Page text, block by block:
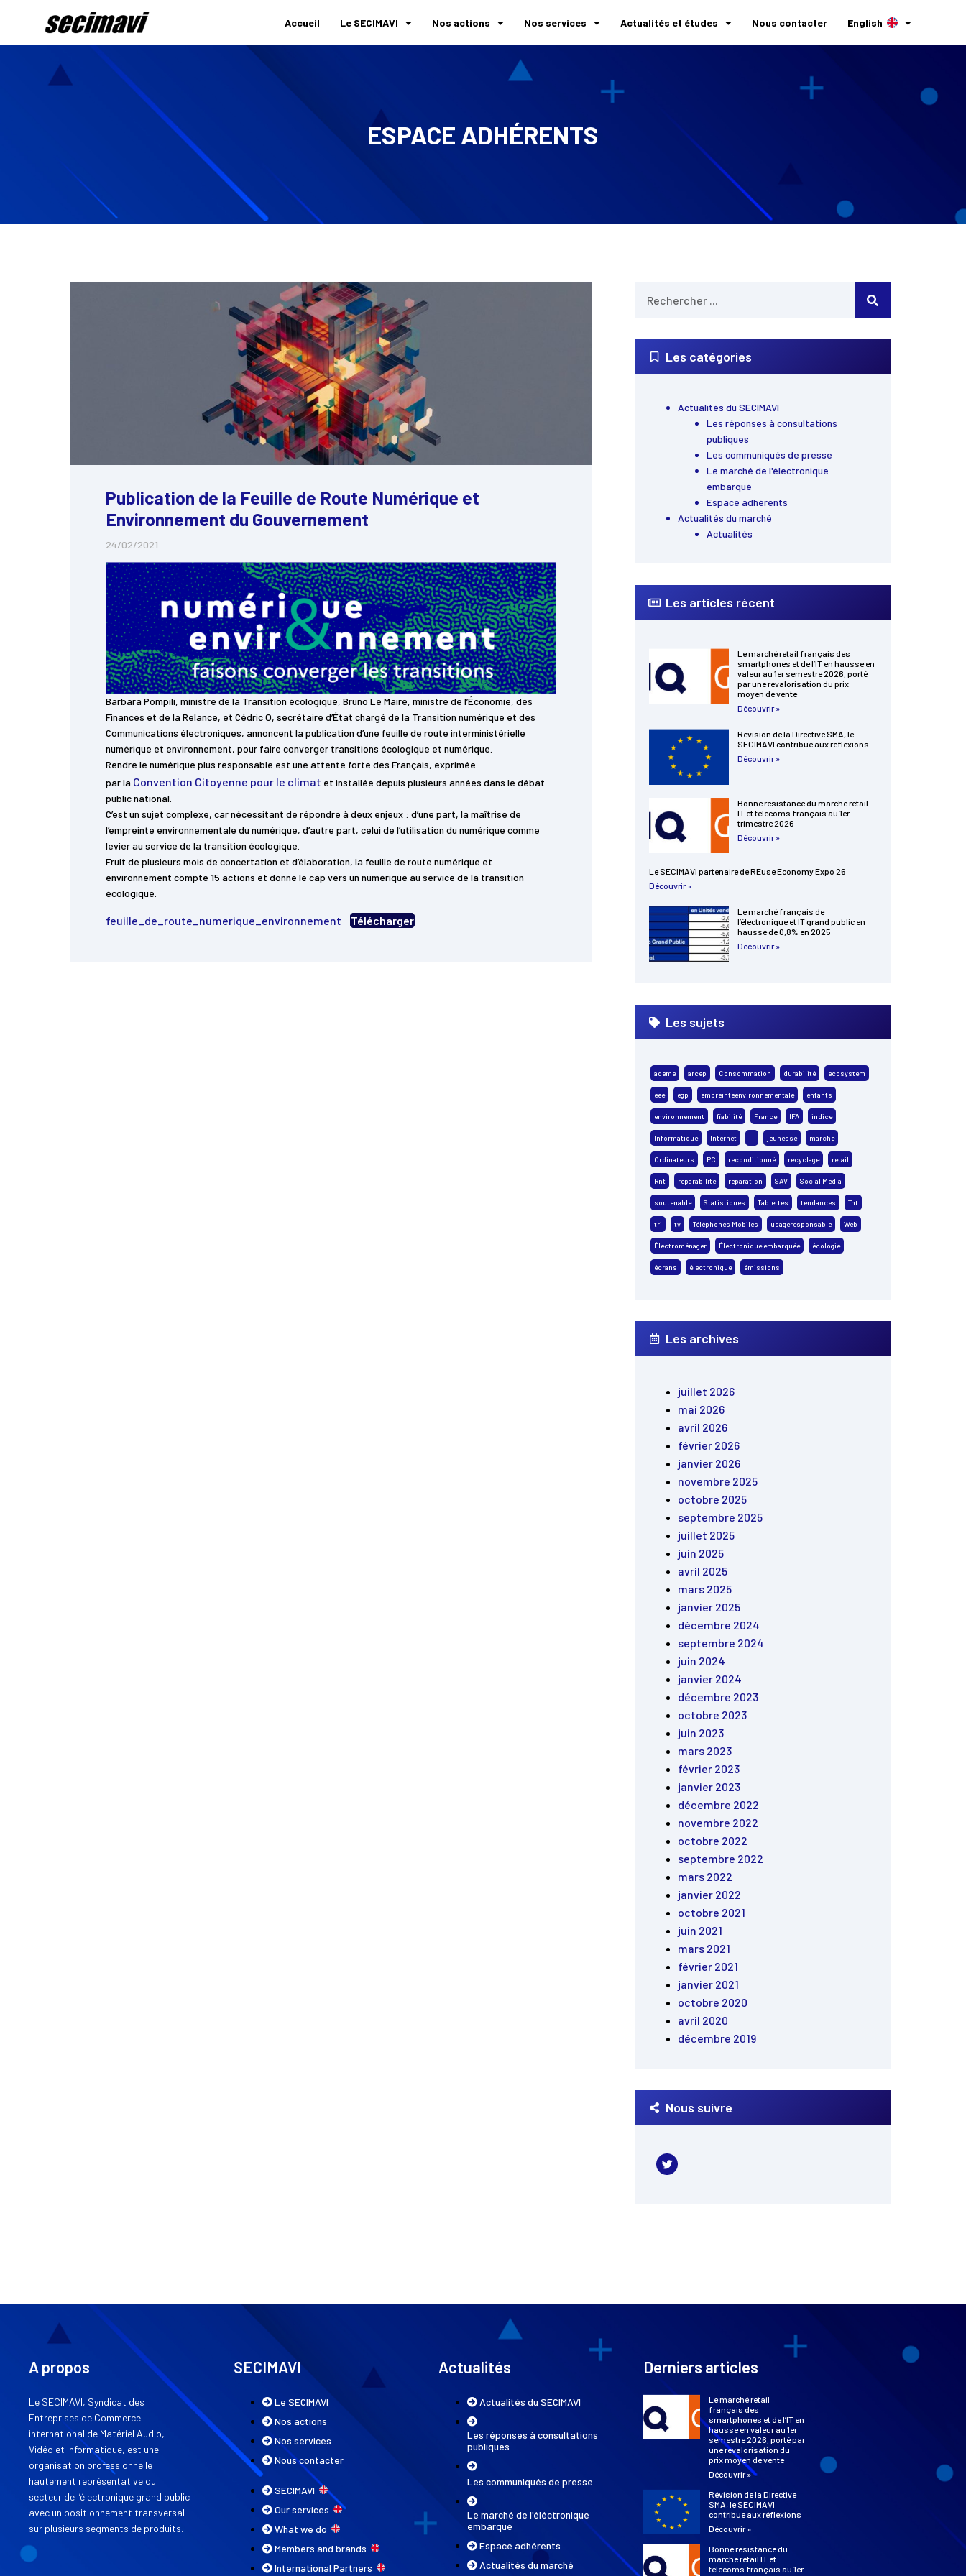
Accueil Le SECIMAVI Nos actions Nos services Actualités et études Nous contacter English
ESPACE ADHÉRENTS
Publication de la Feuille de Route Numérique et
Environnement du Gouvernement
24/02/2021
Barbara Pompili, ministre de la Transition écologique, Bruno Le Maire, ministre de l’Économie, des
Finances et de la Relance, et Cédric O, secrétaire d’État chargé de la Transition numérique et des
Communications électroniques, annoncent la publication d’une feuille de route interministérielle
numérique et environnement, pour faire converger transitions écologique et numérique.
Rendre le numérique plus responsable est une attente forte des Français, exprimée
par la Convention Citoyenne pour le climat et installée depuis plusieurs années dans le débat
public national.
C’est un sujet complexe, car nécessitant de répondre à deux enjeux : d’une part, la maîtrise de
l’empreinte environnementale du numérique, d’autre part, celui de l’utilisation du numérique comme
levier au service de la transition écologique.
Fruit de plusieurs mois de concertation et d’élaboration, la feuille de route numérique et
environnement compte 15 actions et donne le cap vers un numérique au service de la transition
écologique.
feuille_de_route_numerique_environnement Télécharger
Les catégories
Actualités du SECIMAVI
Les réponses à consultations
publiques
Les communiqués de presse
Le marché de l'électronique
embarqué
Espace adhérents
Actualités du marché
Actualités
Les articles récent
Le marché retail français des
smartphones et de l’IT en hausse en
valeur au 1er semestre 2026, porté
par une revalorisation du prix
moyen de vente
Découvrir »
Révision de la Directive SMA, le
SECIMAVI contribue aux réflexions
Découvrir »
Bonne résistance du marché retail
IT et télécoms français au 1er
trimestre 2026
Découvrir »
Le SECIMAVI partenaire de REuse Economy Expo 26
Découvrir »
Le marché français de
l’électronique et IT grand public en
hausse de 0,8% en 2025
Découvrir »
Les sujets
ademe arcep Consommation durabilité ecosystem
eee egp empreinteenvironnementale enfants
environnement fiabilité France IFA indice
Informatique Internet IT jeunesse marché
Ordinateurs PC reconditionné recyclage retail
Rnt réparabilité réparation SAV Social Media
soutenable Statistiques Tablettes tendances Tnt
tri tv Téléphones Mobiles usageresponsable Web
Électroménager Électronique embarquée écologie
écrans électronique émissions
Les archives
juillet 2026
mai 2026
avril 2026
février 2026
janvier 2026
novembre 2025
octobre 2025
septembre 2025
juillet 2025
juin 2025
avril 2025
mars 2025
janvier 2025
décembre 2024
septembre 2024
juin 2024
janvier 2024
décembre 2023
octobre 2023
juin 2023
mars 2023
février 2023
janvier 2023
décembre 2022
novembre 2022
octobre 2022
septembre 2022
mars 2022
janvier 2022
octobre 2021
juin 2021
mars 2021
février 2021
janvier 2021
octobre 2020
avril 2020
décembre 2019
Nous suivre
A propos
Le SECIMAVI, Syndicat des
Entreprises de Commerce
international de Matériel Audio,
Vidéo et Informatique, est une
organisation professionnelle
hautement représentative du
secteur de l’électronique grand public
avec un positionnement transversal
sur plusieurs segments de produits.
SECIMAVI
Le SECIMAVI
Nos actions
Nos services
Nous contacter
SECIMAVI
Our services
What we do
Members and brands
International Partners
Actualités
Actualités du SECIMAVI
Les réponses à consultations
publiques
Les communiqués de presse
Le marché de l'éléctronique
embarqué
Espace adhérents
Actualités du marché
Derniers articles
Le marché retail
français des
smartphones et de l’IT en
hausse en valeur au 1er
semestre 2026, porté par
une revalorisation du
prix moyen de vente
Découvrir »
Révision de la Directive
SMA, le SECIMAVI
contribue aux réflexions
Découvrir »
Bonne résistance du
marché retail IT et
télécoms français au 1er